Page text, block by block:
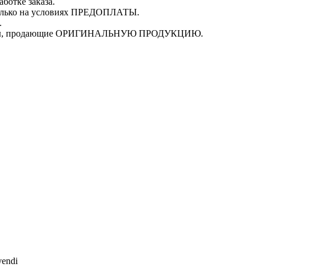
на условиях ПРЕДОПЛАТЫ.
продающие ОРИГИНАЛЬНУЮ ПРОДУКЦИЮ.